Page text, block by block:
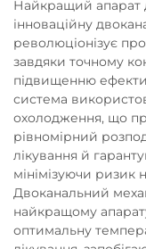
Найкращий апарат
інноваційну
революціонізує
завдяки точному
підвищенню
система
охолодження, що
рівномірний
лікування й
мінімізуючи
Двоканальний
найкращому
оптимальну